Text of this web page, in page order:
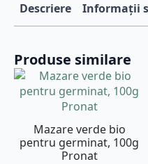
Descriere Informații
Produse similare
Mazare verde bio
pentru germinat, 100g
Pronat